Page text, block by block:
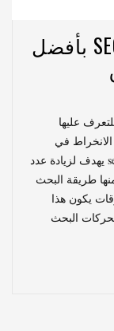
تحسين محركات البحث SEO بأفضل
عليها
في
مجال كتابة المحتوى، تحسين محركات البحث seo يهدف لزيادة عدد
طريقة البحث
يكون هذا
البحث